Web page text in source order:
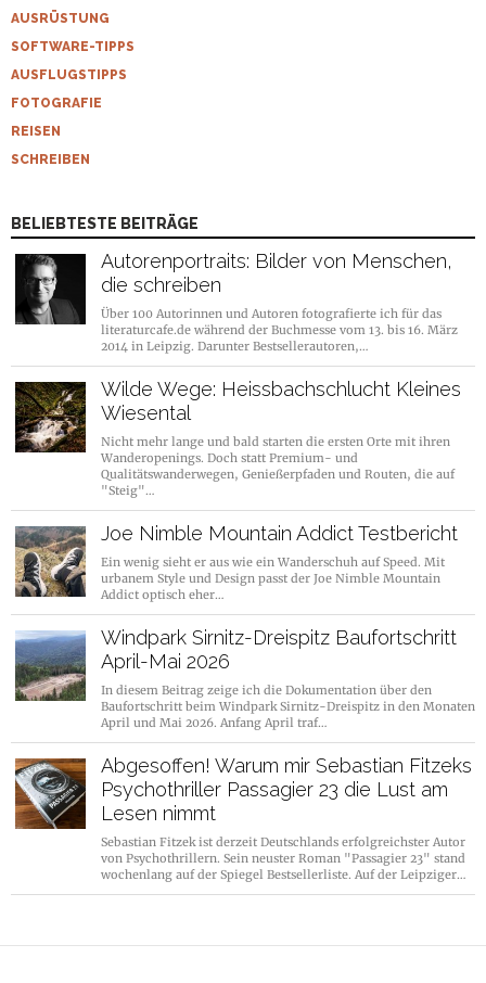
AUSRÜSTUNG
SOFTWARE-TIPPS
AUSFLUGSTIPPS
FOTOGRAFIE
REISEN
SCHREIBEN
BELIEBTESTE BEITRÄGE
Autorenportraits: Bilder von Menschen,
die schreiben
Über 100 Autorinnen und Autoren fotografierte ich für das
literaturcafe.de während der Buchmesse vom 13. bis 16. März
2014 in Leipzig. Darunter Bestsellerautoren,…
Wilde Wege: Heissbachschlucht Kleines
Wiesental
Nicht mehr lange und bald starten die ersten Orte mit ihren
Wanderopenings. Doch statt Premium- und
Qualitätswanderwegen, Genießerpfaden und Routen, die auf
"Steig"…
Joe Nimble Mountain Addict Testbericht
Ein wenig sieht er aus wie ein Wanderschuh auf Speed. Mit
urbanem Style und Design passt der Joe Nimble Mountain
Addict optisch eher…
Windpark Sirnitz-Dreispitz Baufortschritt
April-Mai 2026
In diesem Beitrag zeige ich die Dokumentation über den
Baufortschritt beim Windpark Sirnitz-Dreispitz in den Monaten
April und Mai 2026. Anfang April traf…
Abgesoffen! Warum mir Sebastian Fitzeks
Psychothriller Passagier 23 die Lust am
Lesen nimmt
Sebastian Fitzek ist derzeit Deutschlands erfolgreichster Autor
von Psychothrillern. Sein neuster Roman "Passagier 23" stand
wochenlang auf der Spiegel Bestsellerliste. Auf der Leipziger…